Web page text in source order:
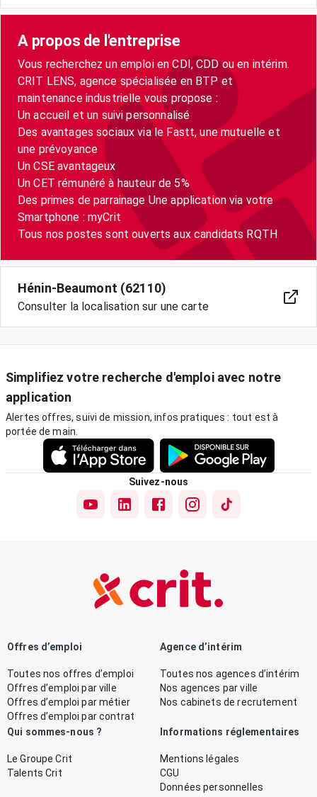
A propos de l'entreprise
Vous recherchez un emploi en CDI, CDD ou en intérim.
CRIT LENS, agence spécialisée en BTP et
maintenance industrielle vous propose :
Un accueil et un suivi personnalisé
Des avantages sociaux via le Fastt, une mutuelle et
une prévoyance
Un CSE avantageux
Un CET rémunéré à hauteur de 5%
Des primes de parrainage Une application via votre
Smartphone : myCrit
Tous nos postes sont ouverts aux candidats RQTH
Hénin-Beaumont (62110)
Consulter la localisation sur une carte
Simplifiez votre recherche d'emploi avec notre
application
Alertes offres, suivi de mission, infos pratiques : tout est à
portée de main.
Suivez-nous
Offres d’emploi
Toutes nos offres d’emploi
Offres d’emploi par ville
Offres d’emploi par métier
Offres d’emploi par contrat
Agence d’intérim
Toutes nos agences d’intérim
Nos agences par ville
Nos cabinets de recrutement
Qui sommes-nous ?
Le Groupe Crit
Talents Crit
Informations réglementaires
Mentions légales
CGU
Données personnelles